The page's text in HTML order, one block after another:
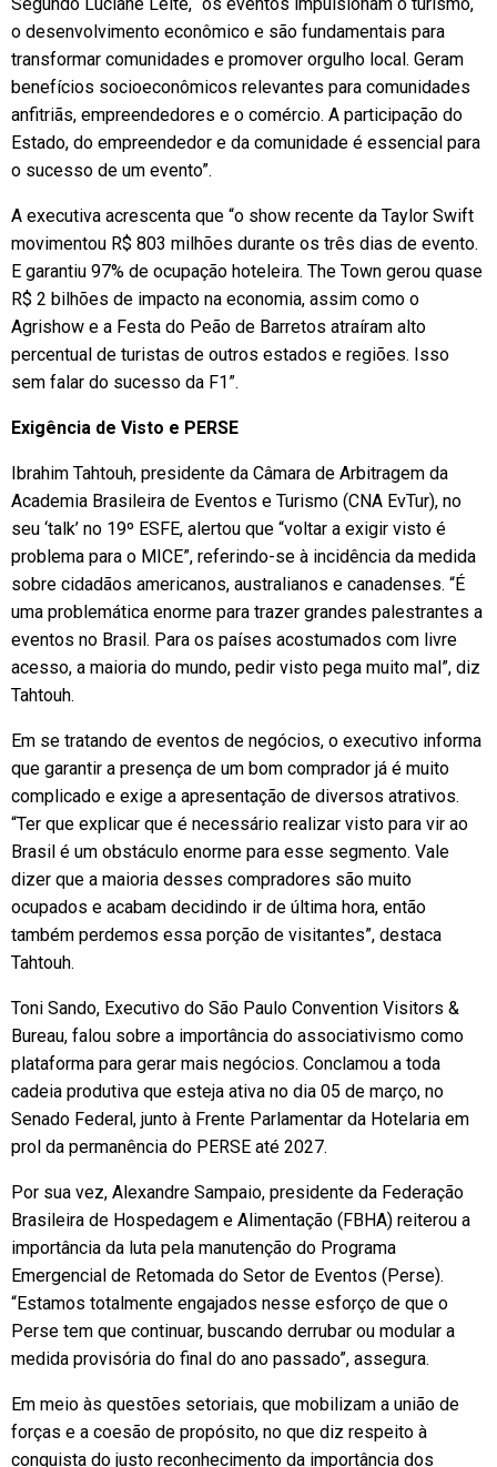
Segundo Luciane Leite, “os eventos impulsionam o turismo,
o desenvolvimento econômico e são fundamentais para
transformar comunidades e promover orgulho local. Geram
benefícios socioeconômicos relevantes para comunidades
anfitriãs, empreendedores e o comércio. A participação do
Estado, do empreendedor e da comunidade é essencial para
o sucesso de um evento”.
A executiva acrescenta que “o show recente da Taylor Swift
movimentou R$ 803 milhões durante os três dias de evento.
E garantiu 97% de ocupação hoteleira. The Town gerou quase
R$ 2 bilhões de impacto na economia, assim como o
Agrishow e a Festa do Peão de Barretos atraíram alto
percentual de turistas de outros estados e regiões. Isso
sem falar do sucesso da F1”.
Exigência de Visto e PERSE
Ibrahim Tahtouh, presidente da Câmara de Arbitragem da
Academia Brasileira de Eventos e Turismo (CNA EvTur), no
seu ‘talk’ no 19º ESFE, alertou que “voltar a exigir visto é
problema para o MICE”, referindo-se à incidência da medida
sobre cidadãos americanos, australianos e canadenses. “É
uma problemática enorme para trazer grandes palestrantes a
eventos no Brasil. Para os países acostumados com livre
acesso, a maioria do mundo, pedir visto pega muito mal”, diz
Tahtouh.
Em se tratando de eventos de negócios, o executivo informa
que garantir a presença de um bom comprador já é muito
complicado e exige a apresentação de diversos atrativos.
“Ter que explicar que é necessário realizar visto para vir ao
Brasil é um obstáculo enorme para esse segmento. Vale
dizer que a maioria desses compradores são muito
ocupados e acabam decidindo ir de última hora, então
também perdemos essa porção de visitantes”, destaca
Tahtouh.
Toni Sando, Executivo do São Paulo Convention Visitors &
Bureau, falou sobre a importância do associativismo como
plataforma para gerar mais negócios. Conclamou a toda
cadeia produtiva que esteja ativa no dia 05 de março, no
Senado Federal, junto à Frente Parlamentar da Hotelaria em
prol da permanência do PERSE até 2027.
Por sua vez, Alexandre Sampaio, presidente da Federação
Brasileira de Hospedagem e Alimentação (FBHA) reiterou a
importância da luta pela manutenção do Programa
Emergencial de Retomada do Setor de Eventos (Perse).
“Estamos totalmente engajados nesse esforço de que o
Perse tem que continuar, buscando derrubar ou modular a
medida provisória do final do ano passado”, assegura.
Em meio às questões setoriais, que mobilizam a união de
forças e a coesão de propósito, no que diz respeito à
conquista do justo reconhecimento da importância dos